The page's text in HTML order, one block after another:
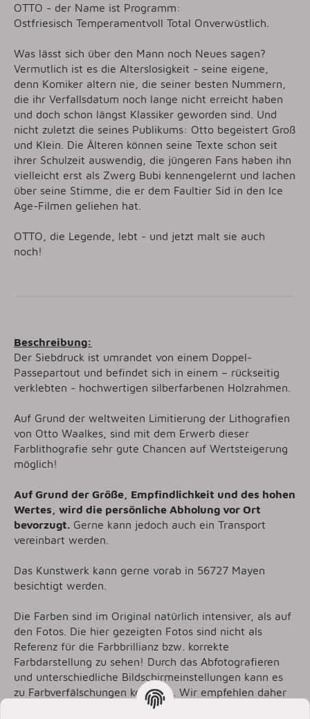
OTTO - der Name ist Programm:
Ostfriesisch Temperamentvoll Total Onverwüstlich.
Was lässt sich über den Mann noch Neues sagen?
Vermutlich ist es die Alterslosigkeit - seine eigene,
denn Komiker altern nie, die seiner besten Nummern,
die ihr Verfallsdatum noch lange nicht erreicht haben
und doch schon längst Klassiker geworden sind. Und
nicht zuletzt die seines Publikums: Otto begeistert Groß
und Klein. Die Älteren können seine Texte schon seit
ihrer Schulzeit auswendig, die jüngeren Fans haben ihn
vielleicht erst als Zwerg Bubi kennengelernt und lachen
über seine Stimme, die er dem Faultier Sid in den Ice
Age-Filmen geliehen hat.
OTTO, die Legende, lebt - und jetzt malt sie auch
noch!
Beschreibung:
Der Siebdruck ist umrandet von einem Doppel-
Passepartout und befindet sich in einem – rückseitig
verklebten - hochwertigen silberfarbenen Holzrahmen.
Auf Grund der weltweiten Limitierung der Lithografien
von Otto Waalkes, sind mit dem Erwerb dieser
Farblithografie sehr gute Chancen auf Wertsteigerung
möglich!
Auf Grund der Größe, Empfindlichkeit und des hohen
Wertes, wird die persönliche Abholung vor Ort
bevorzugt. Gerne kann jedoch auch ein Transport
vereinbart werden.
Das Kunstwerk kann gerne vorab in 56727 Mayen
besichtigt werden.
Die Farben sind im Original natürlich intensiver, als auf
den Fotos. Die hier gezeigten Fotos sind nicht als
Referenz für die Farbbrillianz bzw. korrekte
Farbdarstellung zu sehen! Durch das Abfotografieren
und unterschiedliche Bildschirmeinstellungen kann es
zu Farbverfälschungen kommen. Wir empfehlen daher
das Original bei uns vor Ort zu besichtigen!